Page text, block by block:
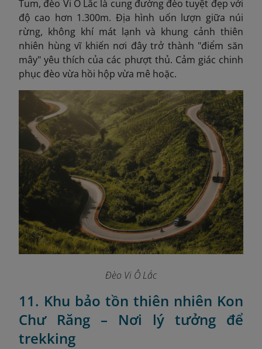
Tum, đèo Vi Ô Lắc là cung đường đèo tuyệt đẹp với
độ cao hơn 1.300m. Địa hình uốn lượn giữa núi
rừng, không khí mát lạnh và khung cảnh thiên
nhiên hùng vĩ khiến nơi đây trở thành "điểm săn
mây" yêu thích của các phượt thủ. Cảm giác chinh
phục đèo vừa hồi hộp vừa mê hoặc.
Đèo Vi Ô Lắc
11. Khu bảo tồn thiên nhiên Kon
Chư Răng – Nơi lý tưởng để
trekking